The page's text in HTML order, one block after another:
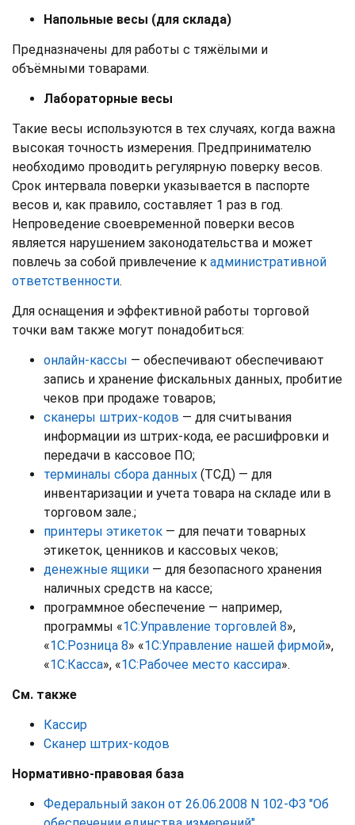
Напольные весы (для склада)
Предназначены для работы с тяжёлыми и
объёмными товарами.
Лабораторные весы
Такие весы используются в тех случаях, когда важна
высокая точность измерения. Предпринимателю
необходимо проводить регулярную поверку весов.
Срок интервала поверки указывается в паспорте
весов и, как правило, составляет 1 раз в год.
Непроведение своевременной поверки весов
является нарушением законодательства и может
повлечь за собой привлечение к административной
ответственности.
Для оснащения и эффективной работы торговой
точки вам также могут понадобиться:
онлайн-кассы — обеспечивают обеспечивают
запись и хранение фискальных данных, пробитие
чеков при продаже товаров;
сканеры штрих-кодов — для считывания
информации из штрих-кода, ее расшифровки и
передачи в кассовое ПО;
терминалы сбора данных (ТСД) — для
инвентаризации и учета товара на складе или в
торговом зале.;
принтеры этикеток — для печати товарных
этикеток, ценников и кассовых чеков;
денежные ящики — для безопасного хранения
наличных средств на кассе;
программное обеспечение — например,
программы «1С:Управление торговлей 8»,
«1С:Розница 8» «1С:Управление нашей фирмой»,
«1С:Касса», «1С:Рабочее место кассира».
См. также
Кассир
Сканер штрих-кодов
Нормативно-правовая база
Федеральный закон от 26.06.2008 N 102-ФЗ "Об